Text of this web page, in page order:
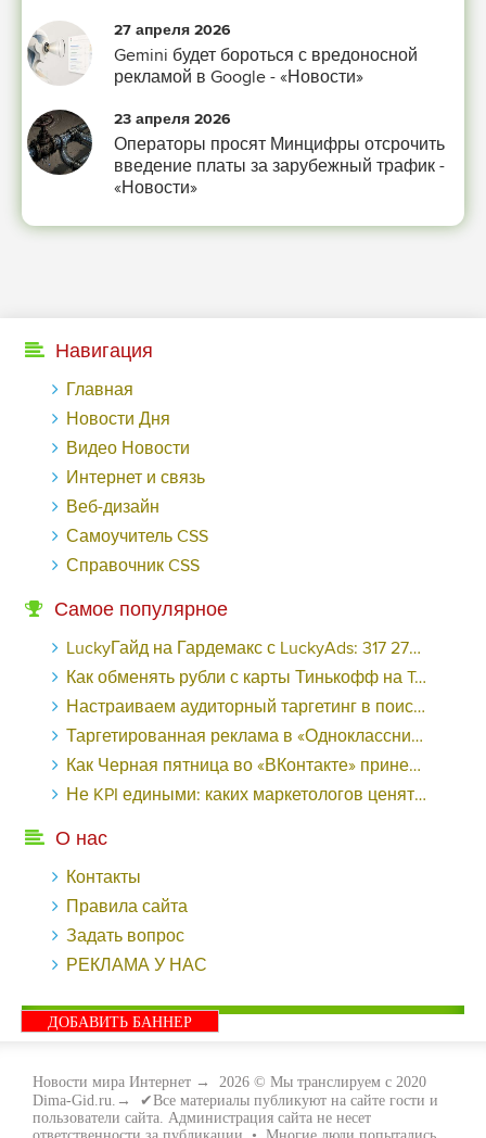
27 апреля 2026
Gemini будет бороться с вредоносной
рекламой в Google - «Новости»
23 апреля 2026
Операторы просят Минцифры отсрочить
введение платы за зарубежный трафик -
«Новости»
Навигация
Главная
Новости Дня
Видео Новости
Интернет и связь
Веб-дизайн
Самоучитель CSS
Справочник CSS
Самое популярное
LuckyГайд на Гардемакс с LuckyAds: 317 279 рублей за 10 дней - «Надо знать»
Как обменять рубли с карты Тинькофф на Tether ERC20 (USDT)?
Настраиваем аудиторный таргетинг в поисковой кампании Google Ads - «Заработок»
Таргетированная реклама в «Одноклассниках»: как ее настроить и нужно ли - «Заработок»
Как Черная пятница во «ВКонтакте» принесла магазину подарков 221 продажу по цене 38 рублей - «Заработок»
Не KPI едиными: каких маркетологов ценят - «Заработок»
О нас
Контакты
Правила сайта
Задать вопрос
РЕКЛАМА У НАС
ДОБАВИТЬ БАННЕР
Новости мира Интернет → 2026 © Мы транслируем с 2020
Dima-Gid.ru.→ ✔Все материалы публикуют на сайте гости и
пользователи сайта. Администрация сайта не несет